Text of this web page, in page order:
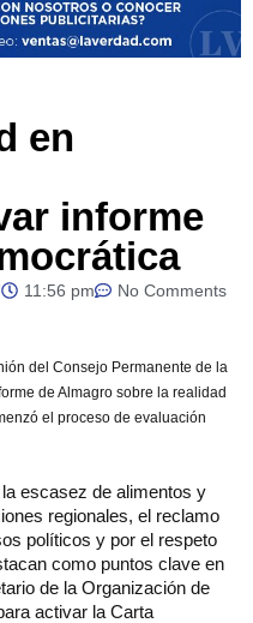
en
informe
11:56 pm No Comments
del Consejo Permanente de la
de Almagro sobre la realidad
el proceso de evaluación
escasez de alimentos y
regionales, el reclamo
políticos y por el respeto
como puntos clave en
de la Organización de
activar la Carta